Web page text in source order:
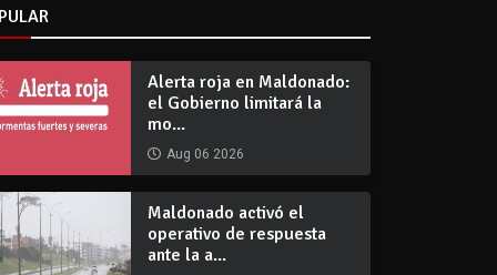
Alerta roja en Maldonado:
el Gobierno limitará la
mo...
Aug 06 2026
Maldonado activó el
operativo de respuesta
ante la a...